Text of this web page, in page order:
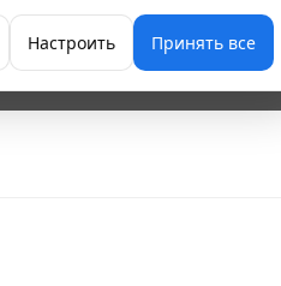
Настроить Принять все